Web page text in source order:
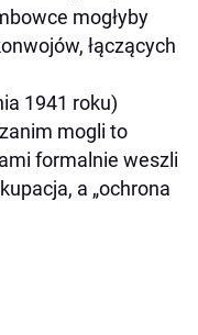
mogłyby
łączących
1941 roku)
mogli to
formalnie weszli
a „ochrona